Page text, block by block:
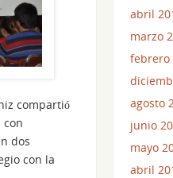
compartió
con
dos
con la
abril
marzo
febrero
agosto
junio
mayo
abril